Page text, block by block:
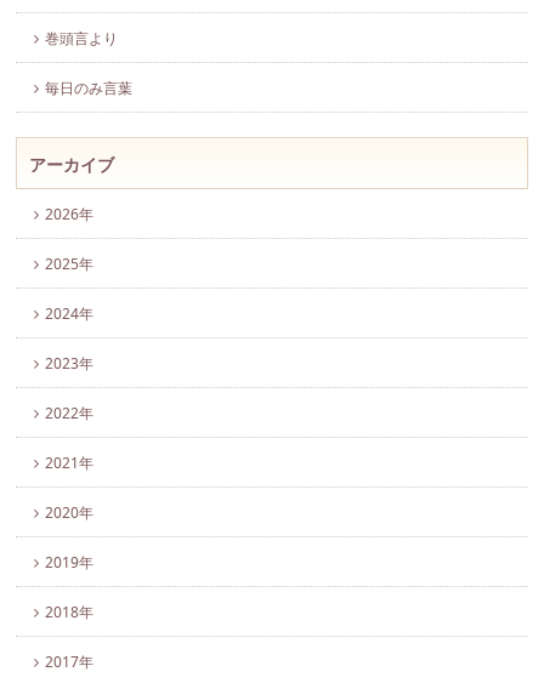
巻頭言より
毎日のみ言葉
アーカイブ
2026年
2025年
2024年
2023年
2022年
2021年
2020年
2019年
2018年
2017年